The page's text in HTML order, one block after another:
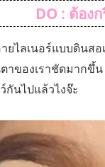
DO : ต้อง
ยไลเนอร์แบบดินส
าของเราชัดมากขึ้น
กันไปแล้วไงจ๊ะ